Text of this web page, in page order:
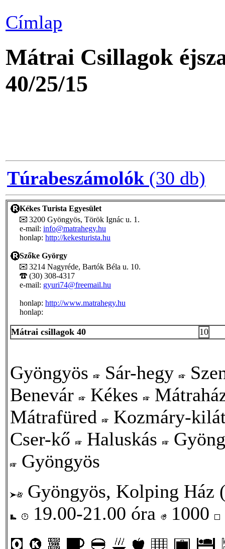
Címlap
Mátrai Csillagok
40/25/15
Túrabeszámolók (30 db)
Kékes Turista Egyesület
3200 Gyöngyös, Török Ignác u. 1.
e-mail: info@matrahegy.hu
honlap: http://kekesturista.hu
Szőke György
3214 Nagyréde, Bartók Béla u. 10.
(30) 308-4317
e-mail: gyuri74@freemail.hu
honlap: http://www.matrahegy.hu
honlap:
Mátrai csillagok 40 10
Gyöngyös Sár-hegy
Benevár
Kékes
Mátrafüred
Kozmáry-
Cser-kő
Haluskás
Gyöngyös
Gyöngyös, Kolping Ház
19.00-21.00 óra
1000